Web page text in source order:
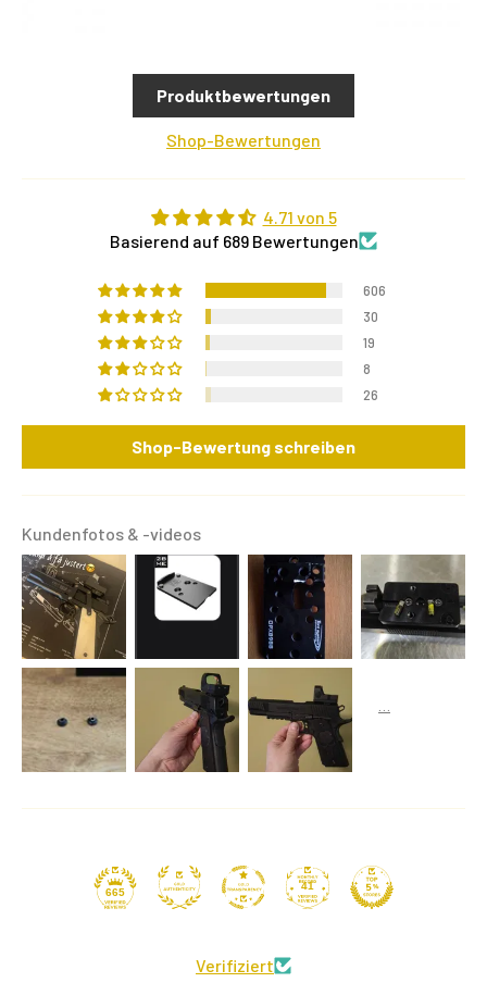
Produktbewertungen
Shop-Bewertungen
4.71 von 5
Basierend auf 689 Bewertungen
606
30
19
8
26
Shop-Bewertung schreiben
Kundenfotos & -videos
665
41
Verifiziert